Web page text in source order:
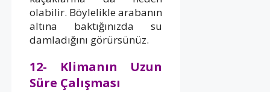
olabilir. Böylelikle arabanın
altına baktığınızda su
damladığını görürsünüz.
12- Klimanın Uzun
Süre Çalışması